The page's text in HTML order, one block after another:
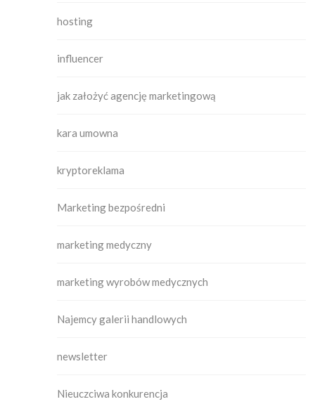
hosting
influencer
jak założyć agencję marketingową
kara umowna
kryptoreklama
Marketing bezpośredni
marketing medyczny
marketing wyrobów medycznych
Najemcy galerii handlowych
newsletter
Nieuczciwa konkurencja